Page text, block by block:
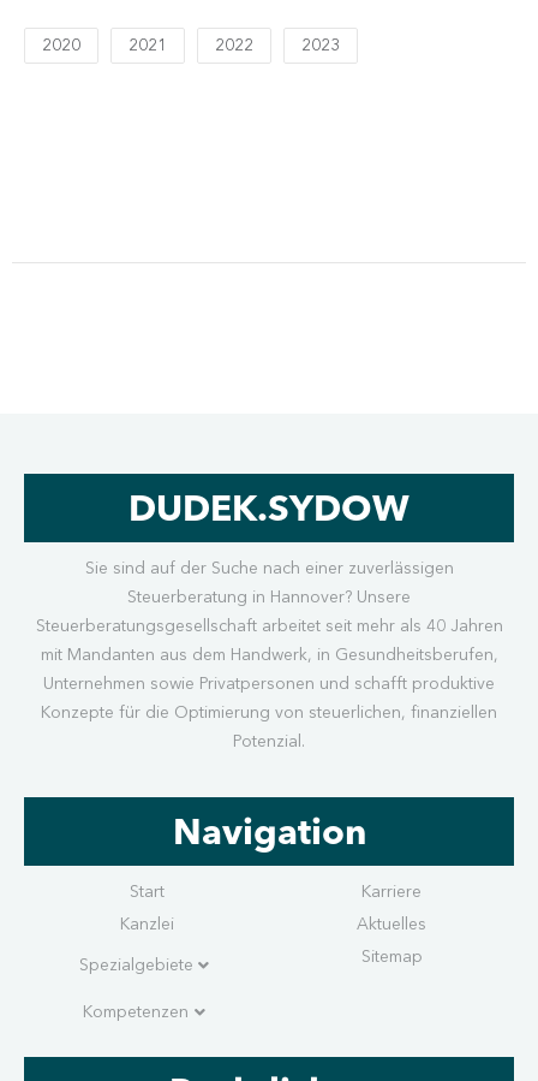
2020 2021 2022 2023
DUDEK.SYDOW
Sie sind auf der Suche nach einer zuverlässigen
Steuerberatung in Hannover? Unsere
Steuerberatungsgesellschaft arbeitet seit mehr als 40 Jahren
mit Mandanten aus dem Handwerk, in Gesundheitsberufen,
Unternehmen sowie Privatpersonen und schafft produktive
Konzepte für die Optimierung von steuerlichen, finanziellen
Potenzial.
Navigation
Start
Kanzlei
Spezialgebiete
Kompetenzen
Karriere
Aktuelles
Sitemap